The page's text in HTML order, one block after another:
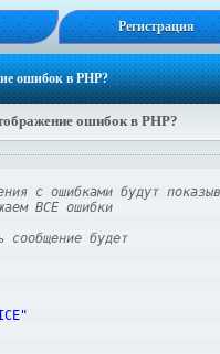
Регистрация
ошибок в PHP?
ошибок в PHP?
с ошибками будут
ВСЕ ошибки
будет